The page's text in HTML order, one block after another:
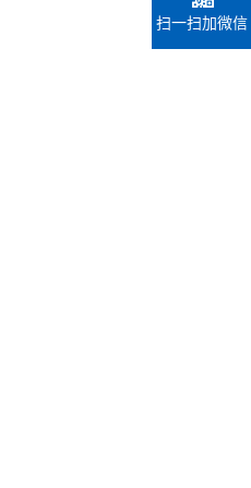
扫一扫加微信